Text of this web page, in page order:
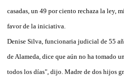
casadas, un 49 por ciento rechaza la ley,
favor de la iniciativa.
Denise Silva, funcionaria judicial de 55
de Alameda, dice que aún no ha tomado
todos los días", dijo. Madre de dos hijos